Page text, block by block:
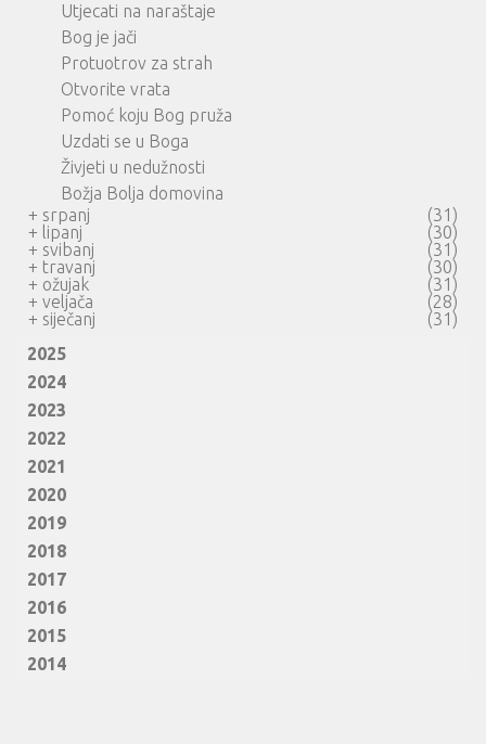
Utjecati na naraštaje
Bog je jači
Protuotrov za strah
Otvorite vrata
Pomoć koju Bog pruža
Uzdati se u Boga
Živjeti u nedužnosti
Božja Bolja domovina
+ srpanj
(31)
+ lipanj
(30)
+ svibanj
(31)
+ travanj
(30)
+ ožujak
(31)
+ veljača
(28)
+ siječanj
(31)
2025
2024
2023
2022
2021
2020
2019
2018
2017
2016
2015
2014